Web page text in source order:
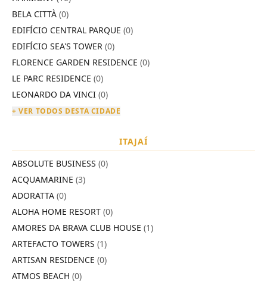
BELA CITTÀ (0)
EDIFÍCIO CENTRAL PARQUE (0)
EDIFÍCIO SEA'S TOWER (0)
FLORENCE GARDEN RESIDENCE (0)
LE PARC RESIDENCE (0)
LEONARDO DA VINCI (0)
+ VER TODOS DESTA CIDADE
ITAJAÍ
ABSOLUTE BUSINESS (0)
ACQUAMARINE (3)
ADORATTA (0)
ALOHA HOME RESORT (0)
AMORES DA BRAVA CLUB HOUSE (1)
ARTEFACTO TOWERS (1)
ARTISAN RESIDENCE (0)
ATMOS BEACH (0)